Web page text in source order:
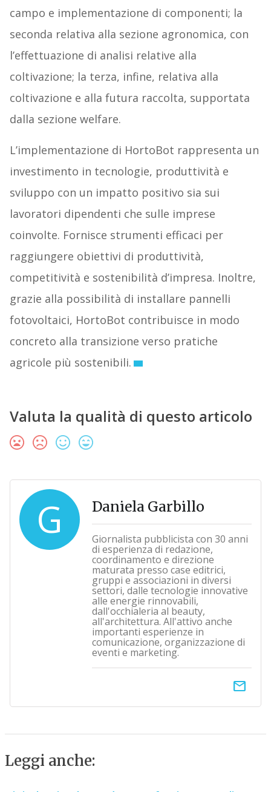
campo e implementazione di componenti; la
seconda relativa alla sezione agronomica, con
l’effettuazione di analisi relative alla
coltivazione; la terza, infine, relativa alla
coltivazione e alla futura raccolta, supportata
dalla sezione welfare.
L’implementazione di HortoBot rappresenta un
investimento in tecnologie, produttività e
sviluppo con un impatto positivo sia sui
lavoratori dipendenti che sulle imprese
coinvolte. Fornisce strumenti efficaci per
raggiungere obiettivi di produttività,
competitività e sostenibilità d’impresa. Inoltre,
grazie alla possibilità di installare pannelli
fotovoltaici, HortoBot contribuisce in modo
concreto alla transizione verso pratiche
agricole più sostenibili.
Valuta la qualità di questo articolo
G Daniela Garbillo
Giornalista pubblicista con 30 anni
di esperienza di redazione,
coordinamento e direzione
maturata presso case editrici,
gruppi e associazioni in diversi
settori, dalle tecnologie innovative
alle energie rinnovabili,
dall'occhialeria al beauty,
all'architettura. All'attivo anche
importanti esperienze in
comunicazione, organizzazione di
eventi e marketing.
email
Leggi anche: